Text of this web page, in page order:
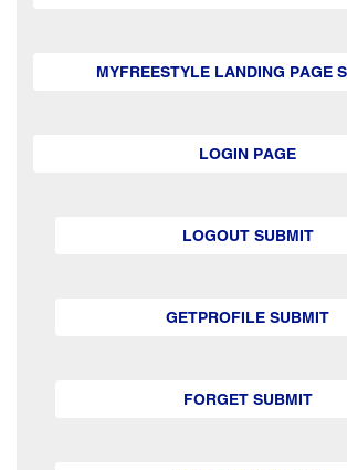
MYFREESTYLE LANDING PAGE
LOGIN PAGE
LOGOUT SUBMIT
GETPROFILE SUBMIT
FORGET SUBMIT